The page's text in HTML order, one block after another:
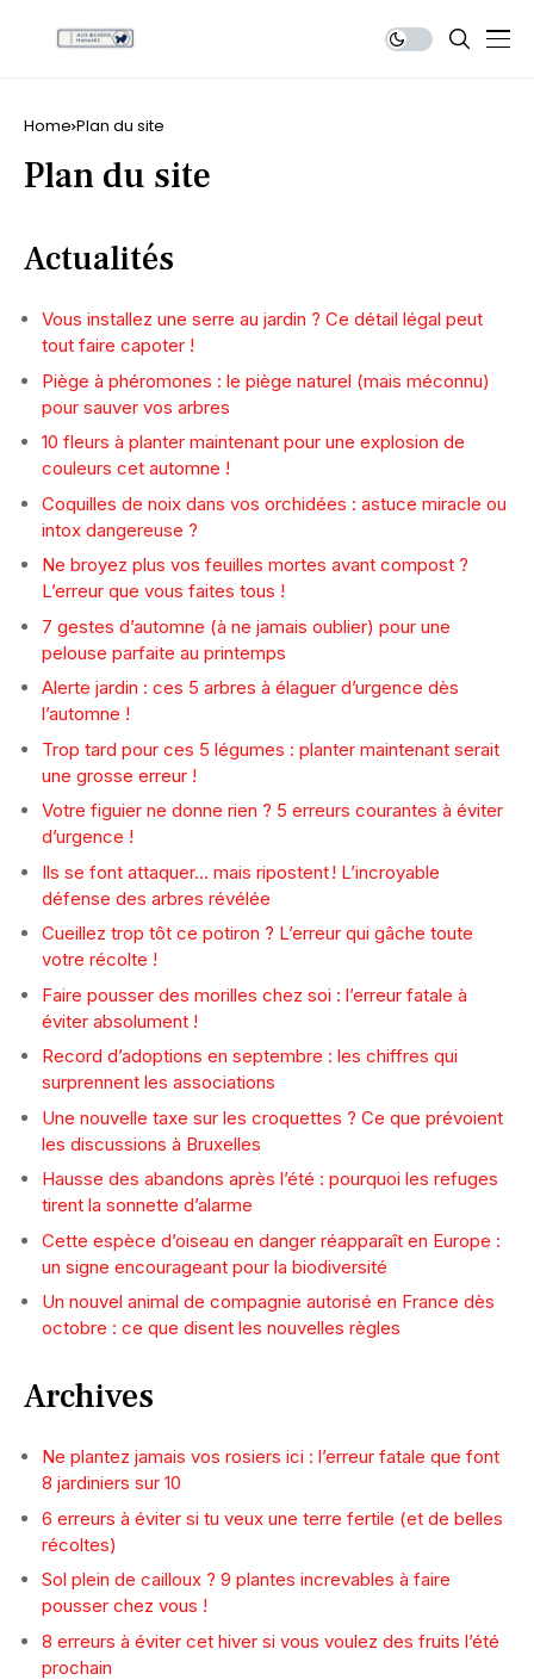
Home Plan du site
Plan du site
Actualités
Vous installez une serre au jardin ? Ce détail légal peut
tout faire capoter !
Piège à phéromones : le piège naturel (mais méconnu)
pour sauver vos arbres
10 fleurs à planter maintenant pour une explosion de
couleurs cet automne !
Coquilles de noix dans vos orchidées : astuce miracle ou
intox dangereuse ?
Ne broyez plus vos feuilles mortes avant compost ?
L’erreur que vous faites tous !
7 gestes d’automne (à ne jamais oublier) pour une
pelouse parfaite au printemps
Alerte jardin : ces 5 arbres à élaguer d’urgence dès
l’automne !
Trop tard pour ces 5 légumes : planter maintenant serait
une grosse erreur !
Votre figuier ne donne rien ? 5 erreurs courantes à éviter
d’urgence !
Ils se font attaquer… mais ripostent ! L’incroyable
défense des arbres révélée
Cueillez trop tôt ce potiron ? L’erreur qui gâche toute
votre récolte !
Faire pousser des morilles chez soi : l’erreur fatale à
éviter absolument !
Record d’adoptions en septembre : les chiffres qui
surprennent les associations
Une nouvelle taxe sur les croquettes ? Ce que prévoient
les discussions à Bruxelles
Hausse des abandons après l’été : pourquoi les refuges
tirent la sonnette d’alarme
Cette espèce d’oiseau en danger réapparaît en Europe :
un signe encourageant pour la biodiversité
Un nouvel animal de compagnie autorisé en France dès
octobre : ce que disent les nouvelles règles
Archives
Ne plantez jamais vos rosiers ici : l’erreur fatale que font
8 jardiniers sur 10
6 erreurs à éviter si tu veux une terre fertile (et de belles
récoltes)
Sol plein de cailloux ? 9 plantes increvables à faire
pousser chez vous !
8 erreurs à éviter cet hiver si vous voulez des fruits l’été
prochain